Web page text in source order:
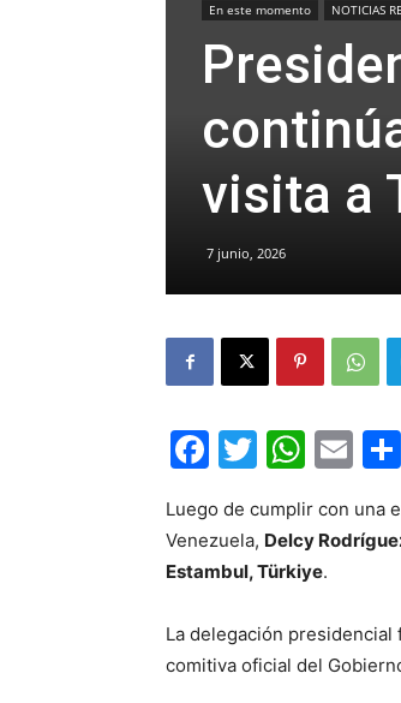
En este momento NOTICIAS
visita a
7 junio, 2026
Facebook
Twitter
Luego de cumplir con una
Venezuela, Delcy
Estambul, Türkiye.
La delegación
comitiva oficial del